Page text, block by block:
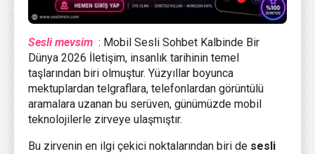
Sesli mevsim : Mobil Sesli Sohbet Kalbinde Bir
Dünya 2026 İletişim, insanlık tarihinin temel
taşlarından biri olmuştur. Yüzyıllar boyunca
mektuplardan telgraflara, telefonlardan görüntülü
aramalara uzanan bu serüven, günümüzde mobil
teknolojilerle zirveye ulaşmıştır.
Bu zirvenin en ilgi çekici noktalarından biri de sesli